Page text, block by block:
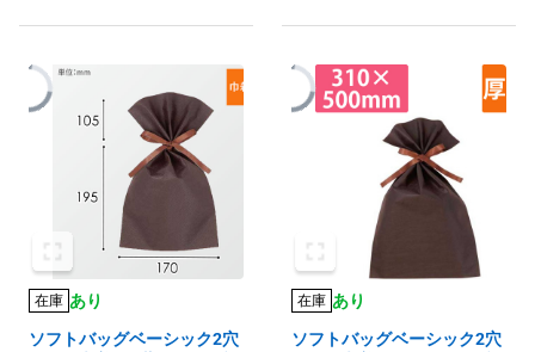
在庫 あり
ソフトバッグベーシック2穴
在庫 あり
ソフトバッグベーシック2穴